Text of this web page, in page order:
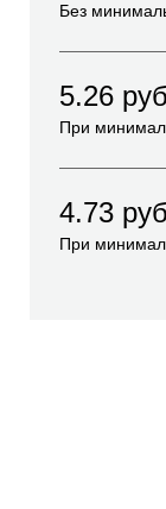
Без
5.26
При
4.73
При